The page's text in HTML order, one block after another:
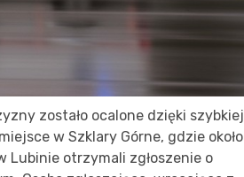
zostało ocalone dzięki szybkiej
w Szklary Górne, gdzie około
Lubinie otrzymali zgłoszenie o